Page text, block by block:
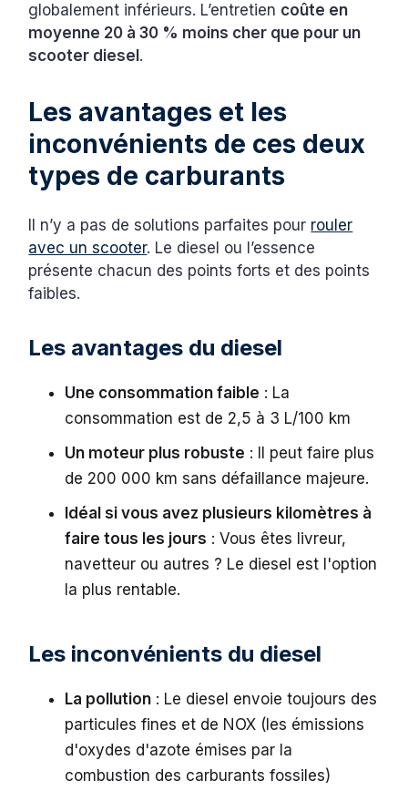
globalement inférieurs. L’entretien coûte en
moyenne 20 à 30 % moins cher que pour un
scooter diesel .
Les avantages et les
inconvénients de ces deux
types de carburants
Il n’y a pas de solutions parfaites pour rouler
avec un scooter. Le diesel ou l’essence
présente chacun des points forts et des points
faibles.
Les avantages du diesel
Une consommation faible : La
consommation est de 2,5 à 3 L/100 km
Un moteur plus robuste : Il peut faire plus
de 200 000 km sans défaillance majeure.
Idéal si vous avez plusieurs kilomètres à
faire tous les jours : Vous êtes livreur,
navetteur ou autres ? Le diesel est l'option
la plus rentable.
Les inconvénients du diesel
La pollution : Le diesel envoie toujours des
particules fines et de NOX (les émissions
d'oxydes d'azote émises par la
combustion des carburants fossiles)